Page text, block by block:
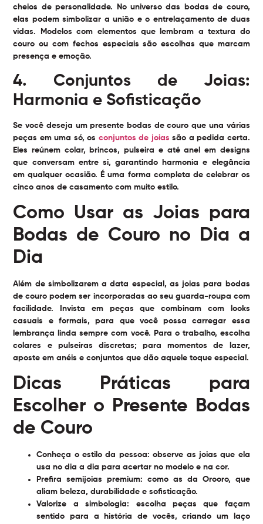
cheios de personalidade. No universo das bodas de couro,
elas podem simbolizar a união e o entrelaçamento de duas
vidas. Modelos com elementos que lembram a textura do
couro ou com fechos especiais são escolhas que marcam
presença e emoção.
4. Conjuntos de Joias:
Harmonia e Sofisticação
Se você deseja um presente bodas de couro que una várias
peças em uma só, os conjuntos de joias são a pedida certa.
Eles reúnem colar, brincos, pulseira e até anel em designs
que conversam entre si, garantindo harmonia e elegância
em qualquer ocasião. É uma forma completa de celebrar os
cinco anos de casamento com muito estilo.
Como Usar as Joias para
Bodas de Couro no Dia a
Dia
Além de simbolizarem a data especial, as joias para bodas
de couro podem ser incorporadas ao seu guarda-roupa com
facilidade. Invista em peças que combinam com looks
casuais e formais, para que você possa carregar essa
lembrança linda sempre com você. Para o trabalho, escolha
colares e pulseiras discretas; para momentos de lazer,
aposte em anéis e conjuntos que dão aquele toque especial.
Dicas Práticas para
Escolher o Presente Bodas
de Couro
Conheça o estilo da pessoa: observe as joias que ela
usa no dia a dia para acertar no modelo e na cor.
Prefira semijoias premium: como as da Orooro, que
aliam beleza, durabilidade e sofisticação.
Valorize a simbologia: escolha peças que façam
sentido para a história de vocês, criando um laço